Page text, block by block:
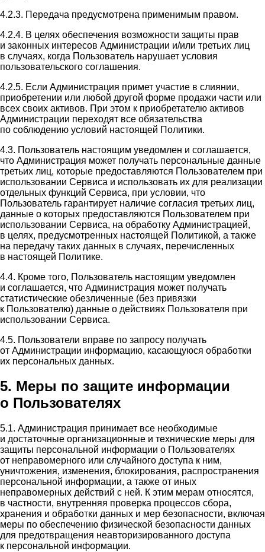
4.2.3. Передача предусмотрена применимым правом.
4.2.4. В целях обеспечения возможности защиты прав
и законных интересов Администрации и/или третьих лиц
в случаях, когда Пользователь нарушает условия
пользовательского соглашения.
4.2.5. Если Администрация примет участие в слиянии,
приобретении или любой другой форме продажи части или
всех своих активов. При этом к приобретателю активов
Администрации переходят все обязательства
по соблюдению условий настоящей Политики.
4.3. Пользователь настоящим уведомлен и соглашается,
что Администрация может получать персональные данные
третьих лиц, которые предоставляются Пользователем при
использовании Сервиса и использовать их для реализации
отдельных функций Сервиса, при условии, что
Пользователь гарантирует наличие согласия третьих лиц,
данные о которых предоставляются Пользователем при
использовании Сервиса, на обработку Администрацией,
в целях, предусмотренных настоящей Политикой, а также
на передачу таких данных в случаях, перечисленных
в настоящей Политике.
4.4. Кроме того, Пользователь настоящим уведомлен
и соглашается, что Администрация может получать
статистические обезличенные (без привязки
к Пользователю) данные о действиях Пользователя при
использовании Сервиса.
4.5. Пользователи вправе по запросу получать
от Администрации информацию, касающуюся обработки
их персональных данных.
5. Меры по защите информации
о Пользователях
5.1. Администрация принимает все необходимые
и достаточные организационные и технические меры для
защиты персональной информации о Пользователях
от неправомерного или случайного доступа к ним,
уничтожения, изменения, блокирования, распространения
персональной информации, а также от иных
неправомерных действий с ней. К этим мерам относятся,
в частности, внутренняя проверка процессов сбора,
хранения и обработки данных и мер безопасности, включая
меры по обеспечению физической безопасности данных
для предотвращения неавторизированного доступа
к персональной информации.